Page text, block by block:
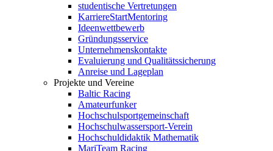
studentische Vertretungen
KarriereStartMentoring
Ideenwettbewerb
Gründungsservice
Unternehmenskontakte
Evaluierung und Qualitätssicherung
Anreise und Lageplan
Projekte und Vereine
Baltic Racing
Amateurfunker
Hochschulsportgemeinschaft
Hochschulwassersport-Verein
Hochschuldidaktik Mathematik
MariTeam Racing